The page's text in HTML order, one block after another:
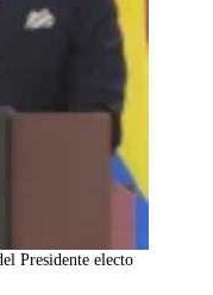
Presidente electo